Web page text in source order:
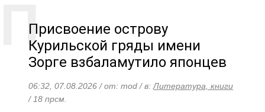
Присвоение острову
Курильской гряды имени
Зорге взбаламутило японцев
06:32, 07.08.2026 / от: mod / в:Литература, книги
/ 18 прсм.